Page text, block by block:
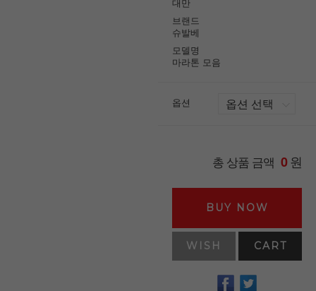
브랜드
슈발베
모델명
마라톤 모음
옵션
총 상품 금액 0원
BUY NOW
WISH CART